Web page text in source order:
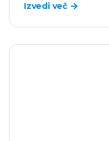
Izvedi več